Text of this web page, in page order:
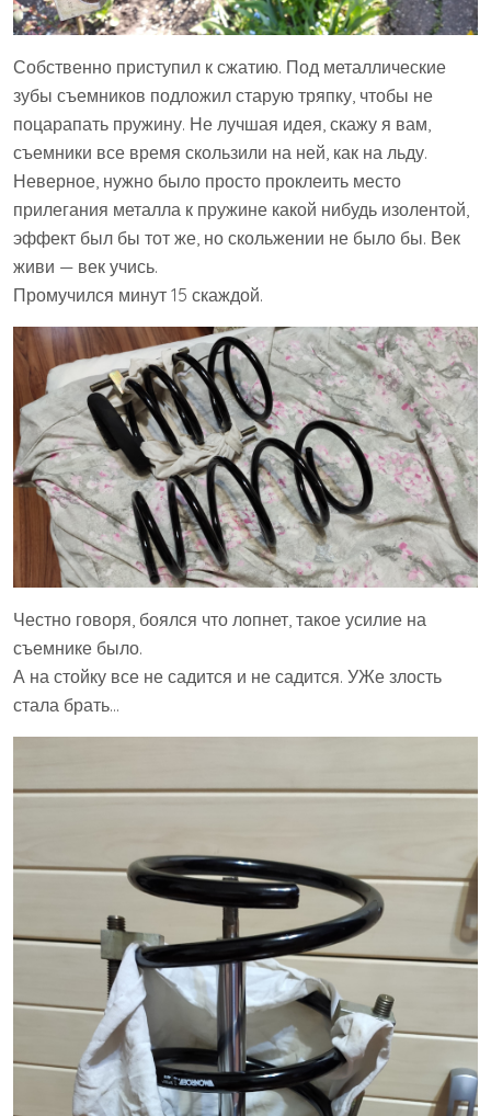
Собственно приступил к сжатию. Под металлические
зубы съемников подложил старую тряпку, чтобы не
поцарапать пружину. Не лучшая идея, скажу я вам,
съемники все время скользили на ней, как на льду.
Неверное, нужно было просто проклеить место
прилегания металла к пружине какой нибудь изолентой,
эффект был бы тот же, но скольжении не было бы. Век
живи — век учись.
Промучился минут 15 скаждой.
Честно говоря, боялся что лопнет, такое усилие на
съемнике было.
А на стойку все не садится и не садится. УЖе злость
стала брать…